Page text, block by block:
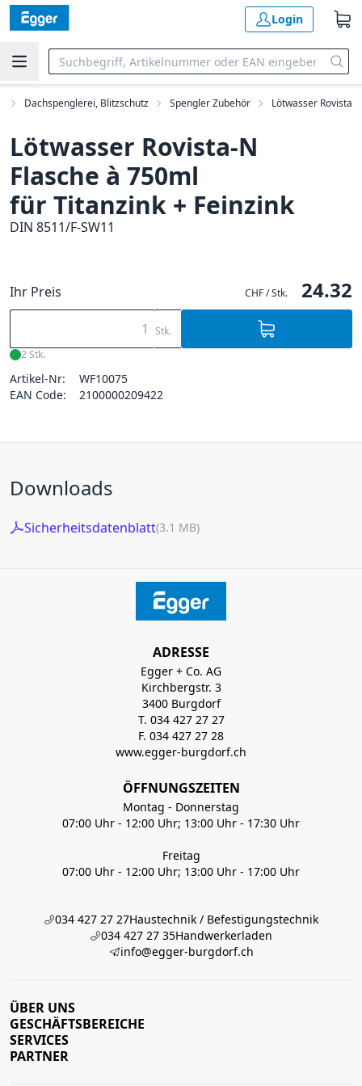
Login
Dachspenglerei, Blitzschutz Spengler Zubehör Lötwasser Rovista
Lötwasser Rovista-N
Flasche à 750ml
für Titanzink + Feinzink
DIN 8511/F-SW11
Ihr Preis CHF / Stk. 24.32
Stk.
2 Stk.
Artikel-Nr:
WF10075
EAN Code:
2100000209422
Downloads
Sicherheitsdatenblatt(3.1 MB)
ADRESSE
Egger + Co. AG
Kirchbergstr. 3
3400 Burgdorf
T. 034 427 27 27
F. 034 427 27 28
www.egger-burgdorf.ch
ÖFFNUNGSZEITEN
Montag - Donnerstag
07:00 Uhr - 12:00 Uhr; 13:00 Uhr - 17:30 Uhr
Freitag
07:00 Uhr - 12:00 Uhr; 13:00 Uhr - 17:00 Uhr
034 427 27 27Haustechnik / Befestigungstechnik
034 427 27 35Handwerkerladen
info@egger-burgdorf.ch
ÜBER UNS
GESCHÄFTSBEREICHE
SERVICES
PARTNER